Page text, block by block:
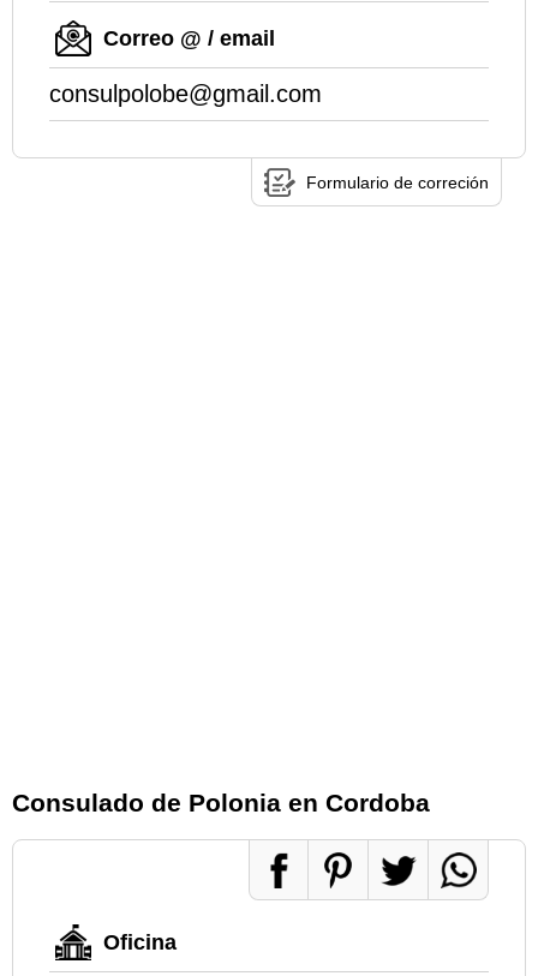
Correo @ / email
consulpolobe@gmail.com
Formulario de correción
Consulado de Polonia en Cordoba
Oficina